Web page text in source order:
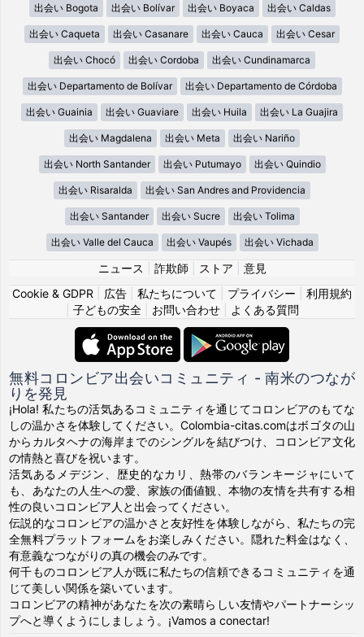
出会い Bogota 出会い Bolívar 出会い Boyaca 出会い Caldas
出会い Caqueta 出会い Casanare 出会い Cauca 出会い Cesar
出会い Chocó 出会い Cordoba 出会い Cundinamarca
出会い Departamento de Bolívar 出会い Departamento de Córdoba
出会い Guainia 出会い Guaviare 出会い Huila 出会い La Guajira
出会い Magdalena 出会い Meta 出会い Nariño
出会い North Santander 出会い Putumayo 出会い Quindio
出会い Risaralda 出会い San Andres and Providencia
出会い Santander 出会い Sucre 出会い Tolima
出会い Valle del Cauca 出会い Vaupés 出会い Vichada
ニュース 詐欺師 ストア
意見
Cookie & GDPR
広告 私たちについて プライバシー
利用規約
子どもの安全| お問い合わせ| よくある質問
無料コロンビア出会いコミュニティ - 南米のつなが
りを発見
¡Hola! 私たちの活気あるコミュニティを通じてコロンビアのもてな
しの温かさを体験してください。Colombia-citas.comはボゴタの山
からカルタヘナの海岸までのシングルを結びつけ、コロンビア文化
の情熱と喜びを祝います。
活気あるメデジン、歴史的なカリ、熱帯のバランキージャにいて
も、あなたの人生への愛、家族の価値観、本物の友情を共有する相
性の良いコロンビア人と出会ってください。
伝説的なコロンビアの温かさと友好性を体験しながら、私たちの完
全無料プラットフォームをお楽しみください。隠れた料金はなく、
有意義なつながりの真の機会のみです。
何千ものコロンビア人が既に私たちの信頼できるコミュニティを通
じて美しい関係を築いています。
コロンビアの精神があなたを次の素晴らしい友情やパートナーシッ
プへと導くようにしましょう。¡Vamos a conectar!